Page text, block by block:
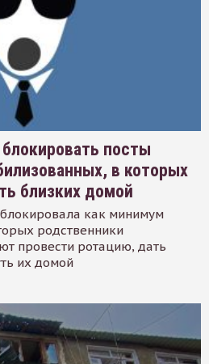
посты
в которых
близких домой
как минимум
родственники
провести ротацию, дать
их домой